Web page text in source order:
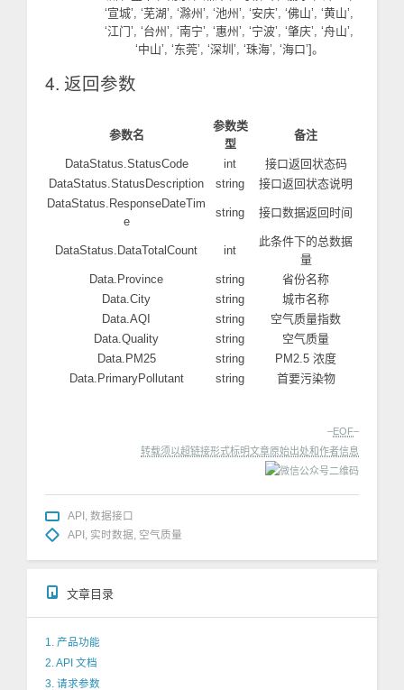
‘宣城’, ‘芜湖’, ‘滁州’, ‘池州’, ‘安庆’, ‘佛山’, ‘黄山’,
‘江门’, ‘台州’, ‘南宁’, ‘惠州’, ‘宁波’, ‘肇庆’, ‘舟山’,
‘中山’, ‘东莞’, ‘深圳’, ‘珠海’, ‘海口’]。
4. 返回参数
参数名
参数类
型
备注
DataStatus.StatusCode int
接口返回状态码
DataStatus.StatusDescription
string
接口返回状态说明
DataStatus.ResponseDateTim
e
string 接口数据返回时间
DataStatus.DataTotalCount int
此条件下的总数据
量
Data.Province
string
省份名称
Data.City
string
城市名称
Data.AQI
string
空气质量指数
Data.Quality
string
空气质量
Data.PM25
string
PM2.5 浓度
Data.PrimaryPollutant
string 首要污染物
–EOF–
转载须以超链接形式标明文章原始出处和作者信息
API 数据接口
API 实时数据 空气质量
文章目录
1. 产品功能
2. API 文档
3. 请求参数